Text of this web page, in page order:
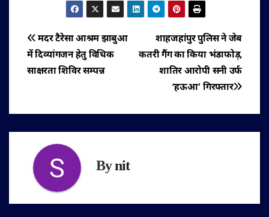
पोस्ट
नेविगेशन
शाहजहांपुर पुलिस ने जेब
कतरी गैंग का किया भंडाफोड़,
शातिर आरोपी सनी उर्फ
‘हऊआ’ गिरफ्तार
मदर टैरेसा आश्रम झाबुआ
में दिव्यांगजन हेतु विधिक
साक्षरता शिविर सम्पन्न
Bynit